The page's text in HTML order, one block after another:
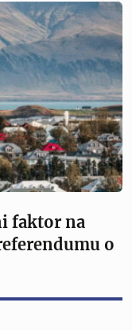
faktor na
o